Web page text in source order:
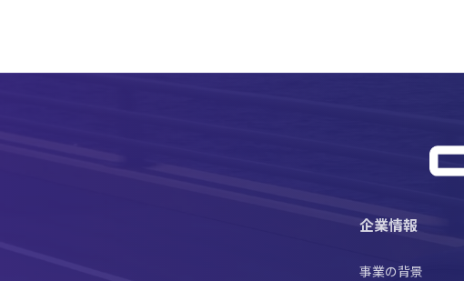
企業情報
事業の背景